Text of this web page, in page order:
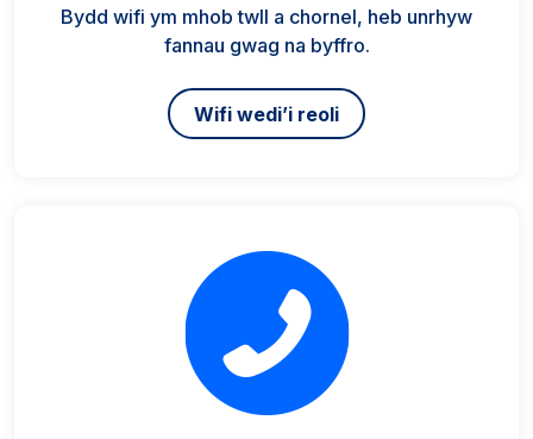
Bydd wifi ym mhob twll a chornel, heb unrhyw
fannau gwag na byffro.
Wifi wedi’i reoli